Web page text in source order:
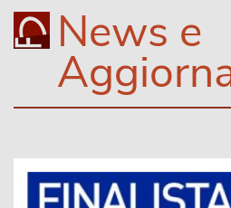
News e